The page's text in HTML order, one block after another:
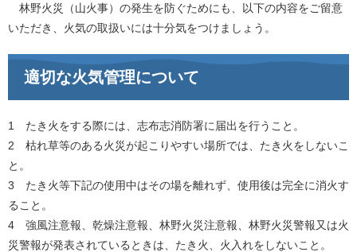
林野火災（山火事）の発生を防ぐためにも、以下の内容をご留意
いただき、火気の取扱いには十分気をつけましょう。
適切な火気管理について
1 たき火をする際には、志布志消防署に届出を行うこと。
2 枯れ草等のある火災が起こりやすい場所では、たき火をしないこ
と。
3 たき火等下記の使用中はその場を離れず、使用後は完全に消火す
ること。
4 強風注意報、乾燥注意報、林野火災注意報、林野火災警報又は火
災警報が発表されているときは、たき火、火入れをしないこと。